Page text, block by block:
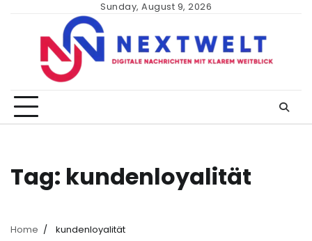
content
Sunday, August 9, 2026
Tag: kundenloyalität
Home kundenloyalität